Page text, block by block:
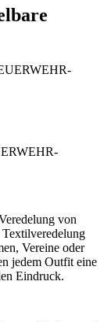
von
Vereine oder
jedem Outfit eine
Eindruck.